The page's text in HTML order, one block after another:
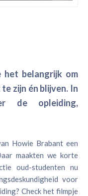
het belangrijk om
zijn én blijven. In
de opleiding,
Howie Brabant een
maakten we korte
oud-studenten nu
voor
Check het filmpje